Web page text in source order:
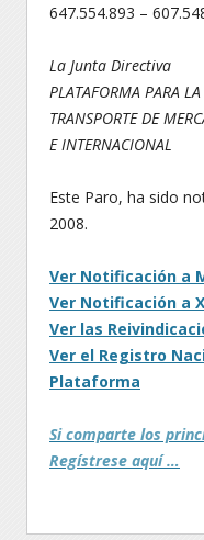
647.554.893 –
La Junta Directiva
PLATAFORMA PARA
TRANSPORTE DE
E INTERNACIONAL
Este Paro, ha sido
2008.
Ver Notificación a
Ver Notificación a
Ver las
Ver el Registro
Plataforma
Si comparte los
Regístrese aquí …